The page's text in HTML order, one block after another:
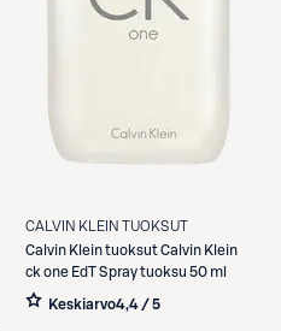
CALVIN KLEIN TUOKSUT
Calvin Klein tuoksutCalvin Klein
ck one EdT Spray tuoksu 50 ml
Keskiarvo4,4 / 5